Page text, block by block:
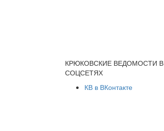
КРЮКОВСКИЕ ВЕДОМОСТИ В
СОЦСЕТЯХ
КВ в ВКонтакте